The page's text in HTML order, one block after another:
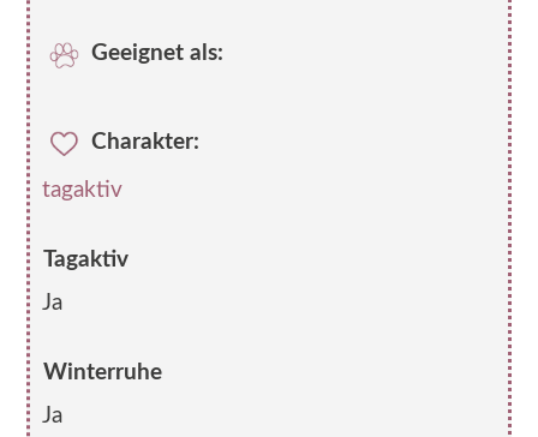
Geeignet als:
Charakter:
tagaktiv
Tagaktiv
Ja
Winterruhe
Ja